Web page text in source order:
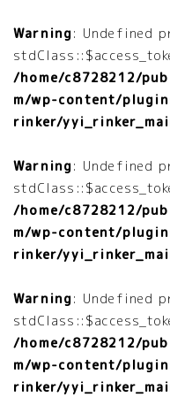
Warning: Undefined
/home/c8728212/
m/wp-content/
rinker/
Warning: Undefined
/home/c8728212/
m/wp-content/
rinker/
Warning: Undefined
/home/c8728212/
m/wp-content/
rinker/